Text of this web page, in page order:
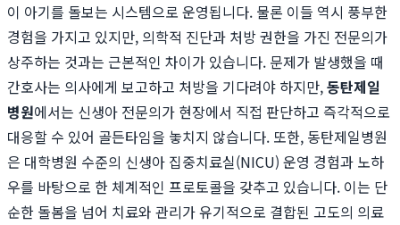
이 아기를 돌보는 시스템으로 운영됩니다. 물론 이들 역시 풍부한
경험을 가지고 있지만, 의학적 진단과 처방 권한을 가진 전문의가
상주하는 것과는 근본적인 차이가 있습니다. 문제가 발생했을 때
간호사는 의사에게 보고하고 처방을 기다려야 하지만,동탄제일
병원에서는 신생아 전문의가 현장에서 직접 판단하고 즉각적으로
대응할 수 있어 골든타임을 놓치지 않습니다. 또한, 동탄제일병원
은 대학병원 수준의 신생아 집중치료실(NICU) 운영 경험과 노하
우를 바탕으로 한 체계적인 프로토콜을 갖추고 있습니다. 이는 단
순한 돌봄을 넘어 치료와 관리가 유기적으로 결합된 고도의 의료